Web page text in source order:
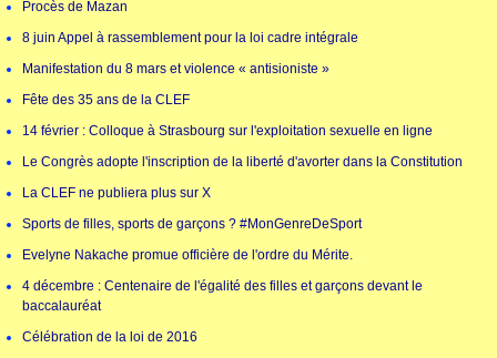
Procès de Mazan
8 juin Appel à rassemblement pour la loi cadre intégrale
Manifestation du 8 mars et violence « antisioniste »
Fête des 35 ans de la CLEF
14 février : Colloque à Strasbourg sur l'exploitation sexuelle en ligne
Le Congrès adopte l'inscription de la liberté d'avorter dans la Constitution
La CLEF ne publiera plus sur X
Sports de filles, sports de garçons ? #MonGenreDeSport
Evelyne Nakache promue officière de l'ordre du Mérite.
4 décembre : Centenaire de l'égalité des filles et garçons devant le
baccalauréat
Célébration de la loi de 2016